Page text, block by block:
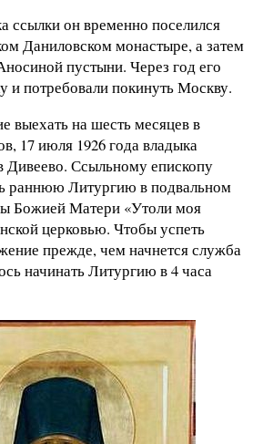
ссылки он временно поселился
Даниловском монастыре, а затем
пустыни. Через год его
и потребовали покинуть Москву.
выехать на шесть месяцев в
17 июля 1926 года владыка
Дивеево. Ссыльному епископу
раннюю Литургию в подвальном
Божией Матери «Утоли моя
церковью. Чтобы успеть
прежде, чем начнется служба
начинать Литургию в 4 часа